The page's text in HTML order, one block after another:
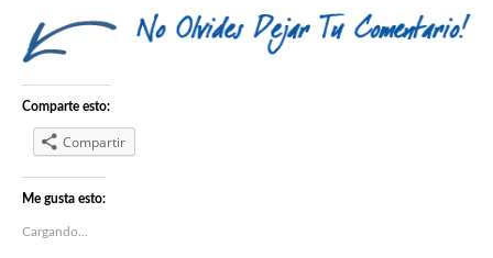
Comparte esto:
Compartir
Me gusta esto:
Cargando...